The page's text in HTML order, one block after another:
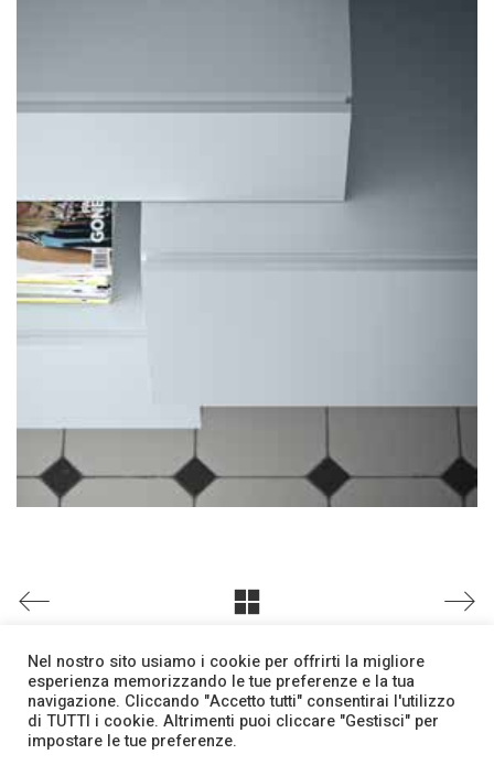
Facebook
Nel nostro sito usiamo i cookie per offrirti la migliore
esperienza memorizzando le tue preferenze e la tua
navigazione. Cliccando "Accetto tutti" consentirai l'utilizzo
di TUTTI i cookie. Altrimenti puoi cliccare "Gestisci" per
impostare le tue preferenze.